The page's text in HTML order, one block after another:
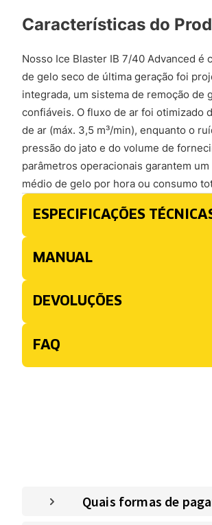
Características do
Nosso Ice Blaster IB 7/40 Advanced
de gelo seco de última geração foi
integrada, um sistema de remoção de
confiáveis. O fluxo de ar foi otimizado
de ar (máx. 3,5 m³/min), enquanto o
pressão do jato e do volume de
parâmetros operacionais garantem
médio de gelo por hora ou consumo
ESPECIFICAÇÕES
MANUAL
DEVOLUÇÕES
FAQ
Quais formas de